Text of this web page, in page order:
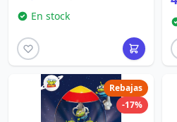
En stock
Rebajas
-17%